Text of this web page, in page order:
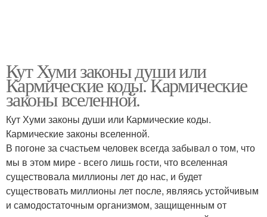
Кут Хуми законы души или
Кармические коды. Кармические
законы вселенной.
Кут Хуми законы души или Кармические коды.
Кармические законы вселенной.
В погоне за счастьем человек всегда забывал о том, что
мы в этом мире - всего лишь гости, что вселенная
существовала миллионы лет до нас, и будет
существовать миллионы лет после, являясь устойчивым
и самодостаточным организмом, защищенным от